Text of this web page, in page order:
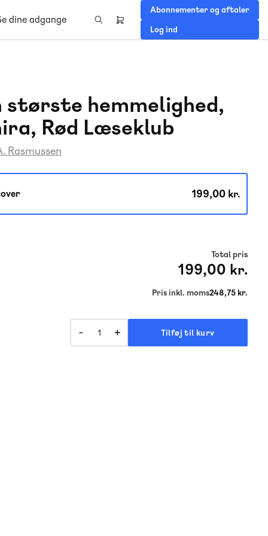
dine adgange
Header
Abonnementer og aftaler
Log ind
største hemmelighed,
Rød Læseklub
Rasmussen
199,00 kr.
Total pris
199,00 kr.
Pris inkl. moms248,75 kr.
- + Tilføj til kurv